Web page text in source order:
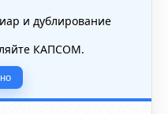
и дублирование
КАПСОМ.
— свои или чужие